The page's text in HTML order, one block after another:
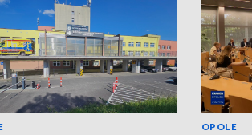
OPOLE